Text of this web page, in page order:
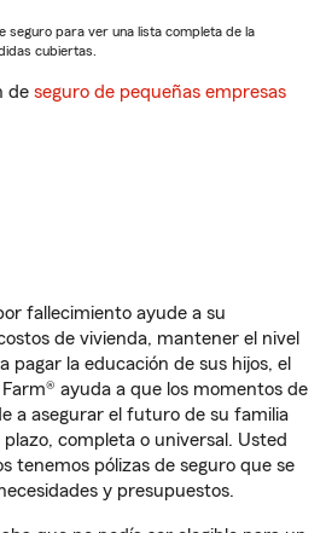
seguro para ver una lista completa de la
cubiertas.
de seguro de pequeñas empresas
fallecimiento ayude a su
de vivienda, mantener el nivel
pagar la educación de sus hijos, el
ayuda a que los momentos de
a asegurar el futuro de su familia
completa o universal. Usted
tenemos pólizas de seguro que se
y presupuestos.